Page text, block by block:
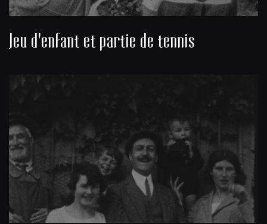
Jeu d'enfant et partie de tennis